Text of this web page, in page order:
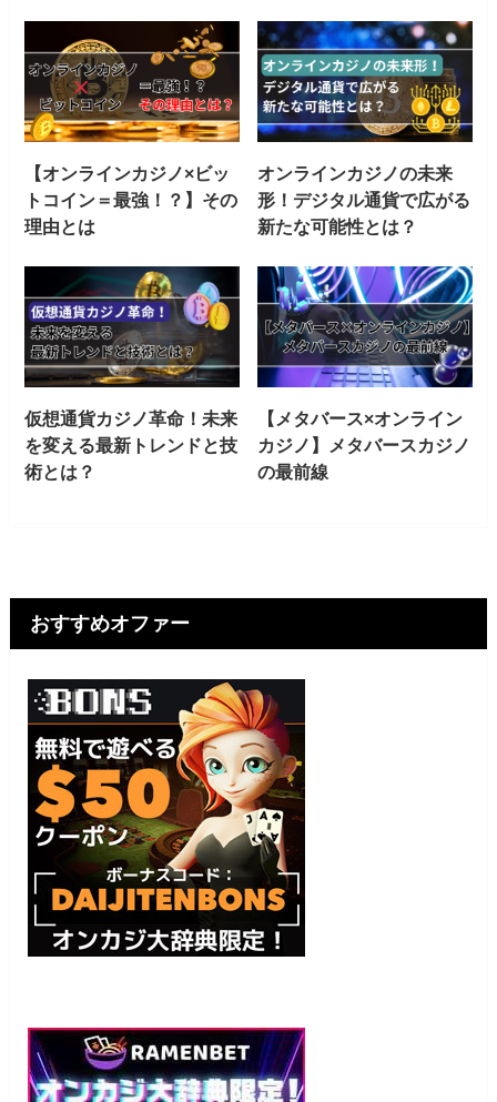
【オンラインカジノ×ビッ
トコイン＝最強！？】その
理由とは
オンラインカジノの未来
形！デジタル通貨で広がる
新たな可能性とは？
仮想通貨カジノ革命！未来
を変える最新トレンドと技
術とは？
【メタバース×オンライン
カジノ】メタバースカジノ
の最前線
おすすめオファー